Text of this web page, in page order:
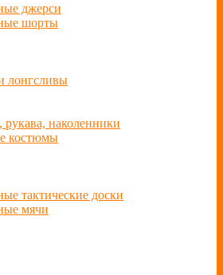
джерси
шорты
лонгсливы
рукава, наколенники
костюмы
тактические доски
мячи